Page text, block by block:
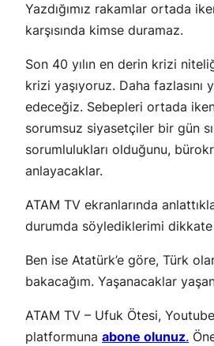
Yazdığımız rakamlar ortada
karşısında kimse duramaz.
Son 40 yılın en derin krizi
krizi yaşıyoruz. Daha fazlasını
edeceğiz. Sebepleri ortada iken
sorumsuz siyasetçiler bir gün
sorumlulukları olduğunu,
anlayacaklar.
ATAM TV ekranlarında
durumda söylediklerimi dikkate
Ben ise Atatürk’e göre, Türk
bakacağım. Yaşanacaklar
ATAM TV – Ufuk Ötesi, Youtube
platformuna abone olunuz.